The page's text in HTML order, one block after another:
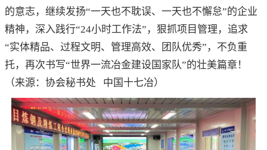
的意志，继续发扬“一天也不耽误、一天也不懈怠”的企业
精神，深入践行“24小时工作法”，狠抓项目管理，追求
“实体精品、过程文明、管理高效、团队优秀”，不负重
托，再次书写“世界一流冶金建设国家队”的壮美篇章！
（来源：协会秘书处 中国十七冶）